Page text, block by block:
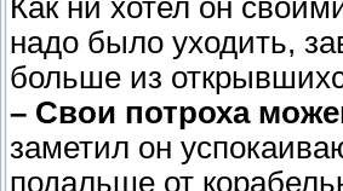
Как ни хотел он
надо было уходить,
больше из
– Свои потроха
заметил он
подальше от